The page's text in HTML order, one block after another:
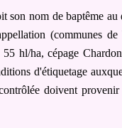
son nom de baptême
(communes
hl/ha, cépage
d'étiquetage
doivent